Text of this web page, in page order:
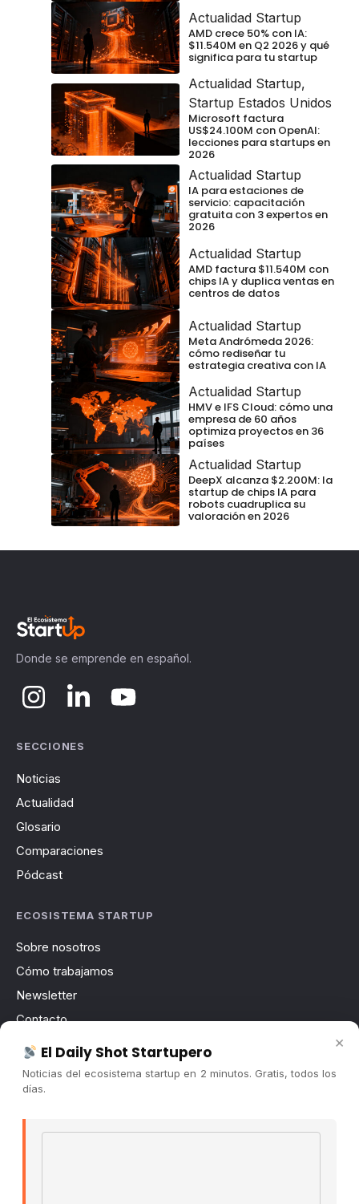
Actualidad Startup
AMD crece 50% con IA:
$11.540M en Q2 2026 y qué
significa para tu startup
Actualidad Startup,
Startup Estados Unidos
Microsoft factura
US$24.100M con OpenAI:
lecciones para startups en
2026
Actualidad Startup
IA para estaciones de
servicio: capacitación
gratuita con 3 expertos en
2026
Actualidad Startup
AMD factura $11.540M con
chips IA y duplica ventas en
centros de datos
Actualidad Startup
Meta Andrómeda 2026:
cómo rediseñar tu
estrategia creativa con IA
Actualidad Startup
HMV e IFS Cloud: cómo una
empresa de 60 años
optimiza proyectos en 36
países
Actualidad Startup
DeepX alcanza $2.200M: la
startup de chips IA para
robots cuadruplica su
valoración en 2026
Donde se emprende en español.
SECCIONES
Noticias
Actualidad
Glosario
Comparaciones
Pódcast
ECOSISTEMA STARTUP
Sobre nosotros
Cómo trabajamos
Newsletter
Contacto
Publicidad
Convocatorias
×
El Daily Shot Startupero
Noticias del ecosistema startup en 2 minutos. Gratis, todos los
días.